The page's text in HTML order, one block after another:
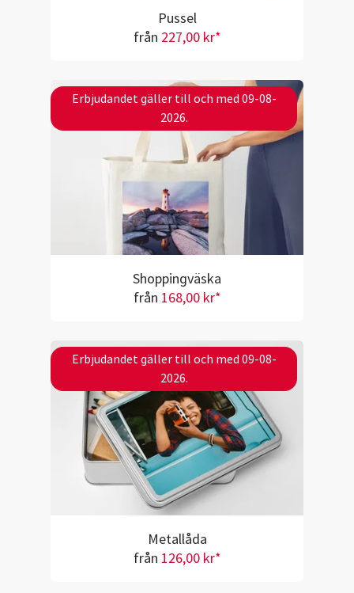
Pussel
från 227,00 kr*
Erbjudandet gäller till och med 09-08-
2026.
Shoppingväska
från 168,00 kr*
Erbjudandet gäller till och med 09-08-
2026.
Metallåda
från 126,00 kr*